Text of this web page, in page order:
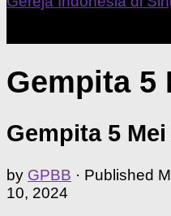
Gempita 5
Gempita 5 Mei
by GPBB · Published
10, 2024